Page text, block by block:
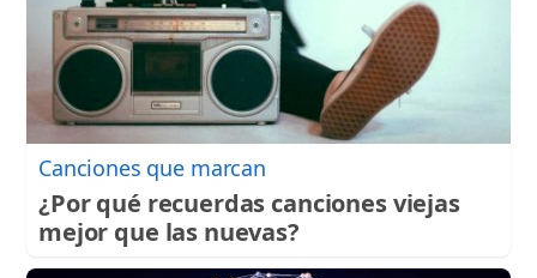
Canciones que marcan
¿Por qué recuerdas canciones viejas
mejor que las nuevas?